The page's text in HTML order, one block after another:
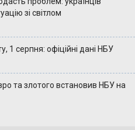
зі світлом
1 серпня: офіційні дані НБУ
та злотого встановив НБУ на